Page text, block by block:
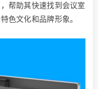
帮助其快速找到会议室
色文化和品牌形象。